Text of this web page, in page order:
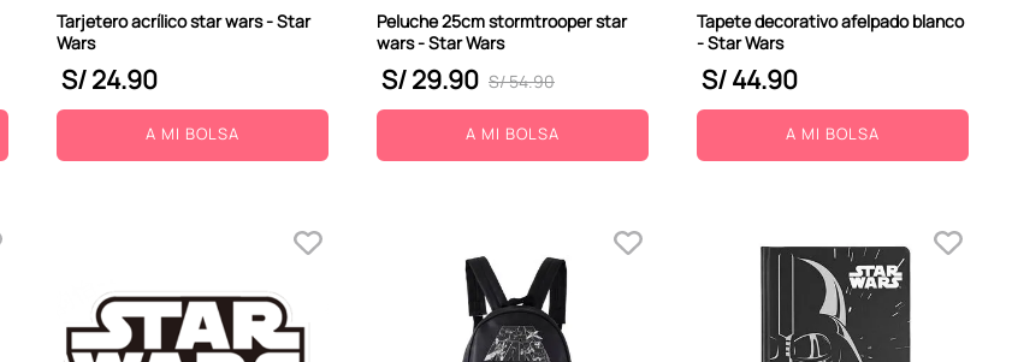
Tarjetero acrílico star wars - Star
Wars
S/24.90
A MI BOLSA
Peluche 25cm stormtrooper star
wars - Star Wars
S/54.90
S/29.90
A MI BOLSA
Tapete decorativo afelpado blanco
- Star Wars
S/44.90
A MI BOLSA